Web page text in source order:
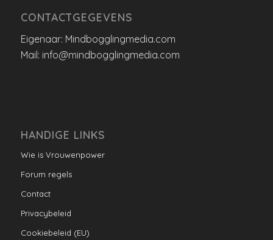
CONTACTGEGEVENS
Eigenaar: Mindbogglingmedia.com
Mail: info@mindbogglingmedia.com
HANDIGE LINKS
Wie is Vrouwenpower
Forum regels
Contact
Privacybeleid
Cookiebeleid (EU)